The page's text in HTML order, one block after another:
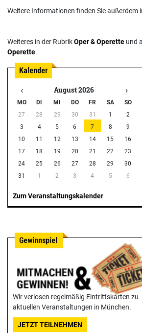
Weitere Informationen finden Sie außerdem
Weiteres in der RubrikOper & Operette und
Operette.
‹ August 2026 ›
MO DI MI DO FR SA
SO
27
28 29 30 31 1
2
3
4 5 6 7 8
9
10
11 12 13 14 15
16
17
18 19 20 21 22
23
24
25 26 27 28 29
30
31
1 2 3 4 5 6
Zum Veranstaltungskalender
Wir verlosen regelmäßig Eintrittskarten zu
aktuellen Veranstaltungen in München.
JETZT TEILNEHMEN